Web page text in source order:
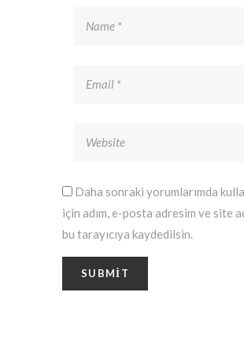
Daha sonraki yorumlarımda
için adım, e-posta adresim ve site
bu tarayıcıya kaydedilsin.